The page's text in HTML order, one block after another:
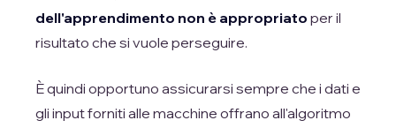
dell'apprendimento non è appropriato per il
risultato che si vuole perseguire.
È quindi opportuno assicurarsi sempre che i dati e
gli input forniti alle macchine offrano all'algoritmo